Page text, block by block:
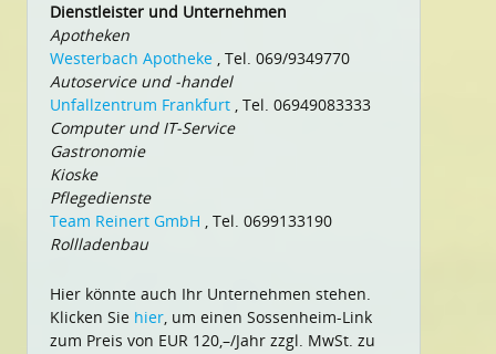
Dienstleister und Unternehmen
Apotheken
Westerbach Apotheke , Tel. 069/9349770
Autoservice und -handel
Unfallzentrum Frankfurt , Tel. 06949083333
Computer und IT-Service
Gastronomie
Kioske
Pflegedienste
Team Reinert GmbH , Tel. 0699133190
Rollladenbau
Hier könnte auch Ihr Unternehmen stehen.
Klicken Sie hier, um einen Sossenheim-Link
zum Preis von EUR 120,–/Jahr zzgl. MwSt. zu